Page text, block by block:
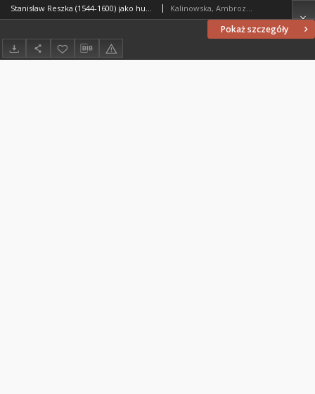
Pokaż szczegóły
Stanisław Reszka (1544-1600) jako humanista i pisarz Kalinowska, Ambrozja Jadwiga (1943- )